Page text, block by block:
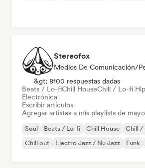
Stereofox
&gt; 8100 respuestas dadas
Beats / Lo-fiChill HouseChill / Lo-fi
Electrónica
Escribir artículos
Agregar artistas a mis playlists de
Soul Beats / Lo-fi Chill House
Chill /
Chill out
Electro Jazz / Nu Jazz Funk